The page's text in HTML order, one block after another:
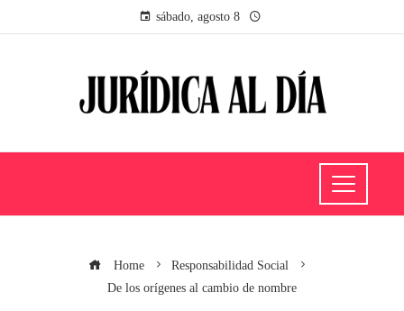
sábado, agosto 8
Home
Responsabilidad Social
De los orígenes al cambio de nombre